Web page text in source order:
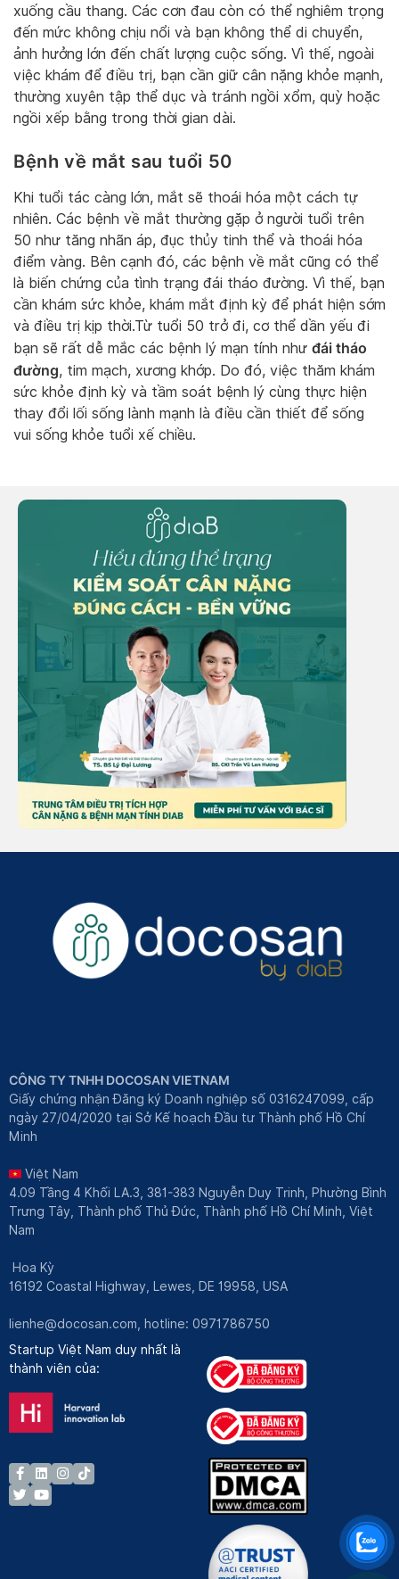
xuống cầu thang. Các cơn đau còn có thể nghiêm trọng
đến mức không chịu nổi và bạn không thể di chuyển,
ảnh hưởng lớn đến chất lượng cuộc sống. Vì thế, ngoài
việc khám để điều trị, bạn cần giữ cân nặng khỏe mạnh,
thường xuyên tập thể dục và tránh ngồi xổm, quỳ hoặc
ngồi xếp bằng trong thời gian dài.
Bệnh về mắt sau tuổi 50
Khi tuổi tác càng lớn, mắt sẽ thoái hóa một cách tự
nhiên. Các bệnh về mắt thường gặp ở người tuổi trên
50 như tăng nhãn áp, đục thủy tinh thể và thoái hóa
điểm vàng. Bên cạnh đó, các bệnh về mắt cũng có thể
là biến chứng của tình trạng đái tháo đường. Vì thế, bạn
cần khám sức khỏe, khám mắt định kỳ để phát hiện sớm
và điều trị kịp thời.Từ tuổi 50 trở đi, cơ thể dần yếu đi
bạn sẽ rất dễ mắc các bệnh lý mạn tính như đái tháo
đường, tim mạch, xương khớp. Do đó, việc thăm khám
sức khỏe định kỳ và tầm soát bệnh lý cùng thực hiện
thay đổi lối sống lành mạnh là điều cần thiết để sống
vui sống khỏe tuổi xế chiều.
CÔNG TY TNHH DOCOSAN VIETNAM
Giấy chứng nhận Đăng ký Doanh nghiệp số 0316247099, cấp
ngày 27/04/2020 tại Sở Kế hoạch Đầu tư Thành phố Hồ Chí
Minh
Việt Nam
4.09 Tầng 4 Khối LA.3, 381-383 Nguyễn Duy Trinh, Phường Bình
Trưng Tây, Thành phố Thủ Đức, Thành phố Hồ Chí Minh, Việt
Nam
Hoa Kỳ
16192 Coastal Highway, Lewes, DE 19958, USA
lienhe@docosan.com , hotline: 0971786750
Startup Việt Nam duy nhất là
thành viên của: